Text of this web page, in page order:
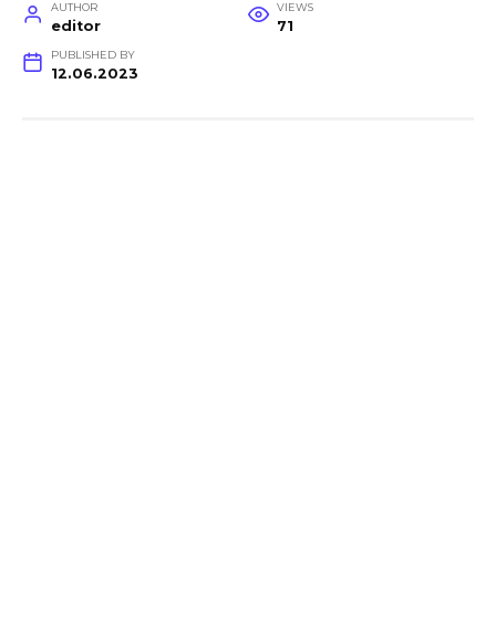
AUTHOR
editor
VIEWS
71
PUBLISHED BY
12.06.2023